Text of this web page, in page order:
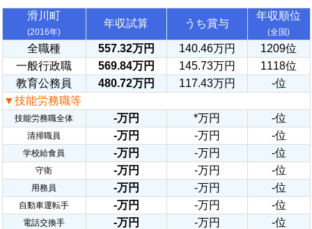
滑川町
(2016年)
年収試算 うち賞与
年収順位
(全国)
全職種 557.32万円 140.46万円
1209位
一般行政職
569.84万円 145.73万円
1118位
教育公務員
480.72万円 117.43万円
-位
▼技能労務職等
技能労務職全体 -万円 *万円 -位
清掃職員 -万円 -万円 -位
学校給食員 -万円 -万円 -位
守衛 -万円 -万円 -位
用務員 -万円 -万円 -位
自動車運転手 -万円 -万円 -位
電話交換手 -万円 -万円 -位